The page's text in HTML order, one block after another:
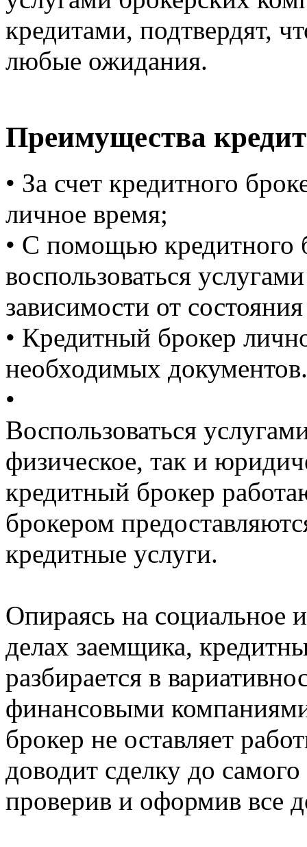
кредитами, подтвердят,
любые ожидания.
Преимущества
• За счет кредитного
личное время;
• С помощью кредитного
воспользоваться
зависимости от
• Кредитный брокер
необходимых документов.
•
Воспользоваться
физическое, так и
кредитный брокер
брокером
кредитные услуги.
Опираясь на социальное
делах заемщика,
разбирается в
финансовыми
брокер не оставляет
доводит сделку до
проверив и оформив все